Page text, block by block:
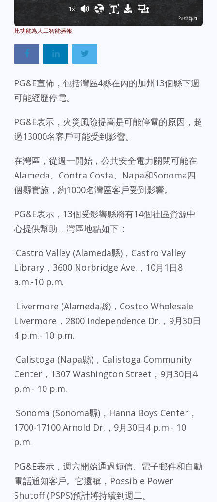
1x
GSpeech
PG&E宣佈，包括灣區4縣在內的加州13個縣下週
可能經歷停電。
PG&E表示，火災風險提高是可能停電的原因，超
過13000名客戶可能受到影響。
在灣區，從週一開始，公共安全電力關閉可能在
Alameda、Contra Costa、Napa和Sonoma四
個縣實施，約1000名灣區客戶受到影響。
PG&E表示，13個受影響縣將有14個社區資源中
心提供幫助，灣區地點如下：
·Castro Valley (Alameda縣)，Castro Valley
Library，3600 Norbridge Ave.，10月1日8
a.m.-10 p.m.
·Livermore (Alameda縣)，Costco Wholesale
Livermore，2800 Independence Dr.，9月30日
4 p.m.- 10 p.m.
·Calistoga (Napa縣)，Calistoga Community
Center，1307 Washington Street，9月30日4
p.m.- 10 p.m.
·Sonoma (Sonoma縣)，Hanna Boys Center，
1700-17100 Arnold Dr.，9月30日4 p.m.- 10
p.m.
PG&E表示，週六開始通過短信、電子郵件和自動
電話通知客戶。它還稱，Possible Power
Shutoff (PSPS)預計將持續到週二。